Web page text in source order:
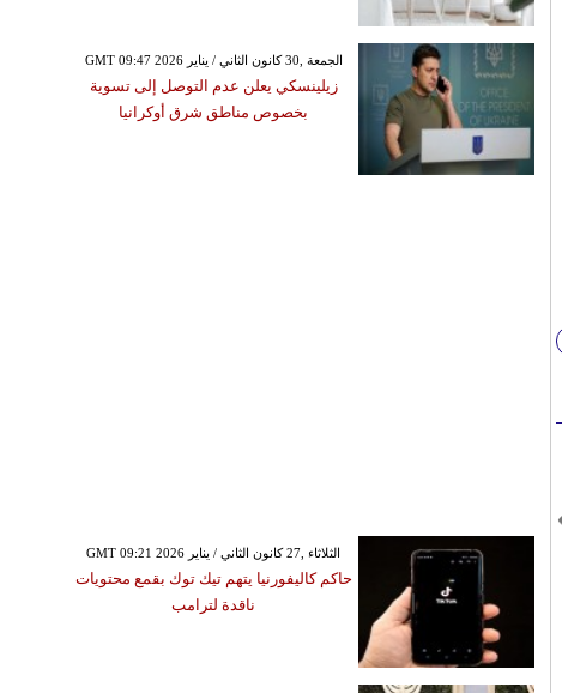
GMT 09:47 2026 الجمعة ,30 كانون الثاني / يناير
زيلينسكي يعلن عدم التوصل إلى تسوية
بخصوص مناطق شرق أوكرانيا
GMT 09:21 2026 الثلاثاء ,27 كانون الثاني / يناير
حاكم كاليفورنيا يتهم تيك توك بقمع محتويات
ناقدة لترامب